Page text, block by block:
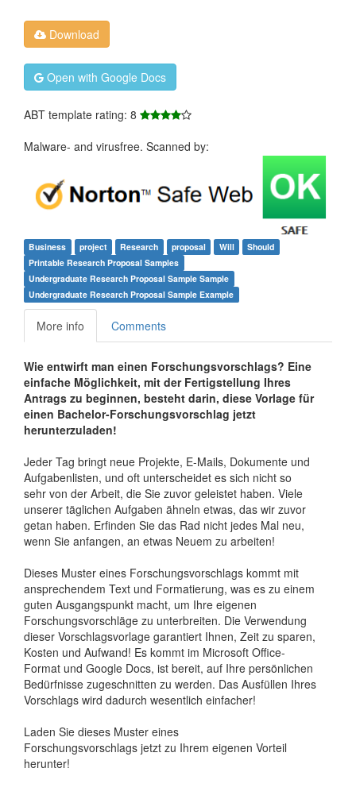
Download
Open with Google Docs
ABT template rating: 8
Malware- and virusfree. Scanned by:
Business project Research proposal Will
Should
Printable Research Proposal Samples
Undergraduate Research Proposal Sample Sample
Undergraduate Research Proposal Sample Example
More info Comments
Wie entwirft man einen Forschungsvorschlags? Eine
einfache Möglichkeit, mit der Fertigstellung Ihres
Antrags zu beginnen, besteht darin, diese Vorlage für
einen Bachelor-Forschungsvorschlag jetzt
herunterzuladen!
Jeder Tag bringt neue Projekte, E-Mails, Dokumente und
Aufgabenlisten, und oft unterscheidet es sich nicht so
sehr von der Arbeit, die Sie zuvor geleistet haben. Viele
unserer täglichen Aufgaben ähneln etwas, das wir zuvor
getan haben. Erfinden Sie das Rad nicht jedes Mal neu,
wenn Sie anfangen, an etwas Neuem zu arbeiten!
Dieses Muster eines Forschungsvorschlags kommt mit
ansprechendem Text und Formatierung, was es zu einem
guten Ausgangspunkt macht, um Ihre eigenen
Forschungsvorschläge zu unterbreiten. Die Verwendung
dieser Vorschlagsvorlage garantiert Ihnen, Zeit zu sparen,
Kosten und Aufwand! Es kommt im Microsoft Office-
Format und Google Docs, ist bereit, auf Ihre persönlichen
Bedürfnisse zugeschnitten zu werden. Das Ausfüllen Ihres
Vorschlags wird dadurch wesentlich einfacher!
Laden Sie dieses Muster eines
Forschungsvorschlags jetzt zu Ihrem eigenen Vorteil
herunter!